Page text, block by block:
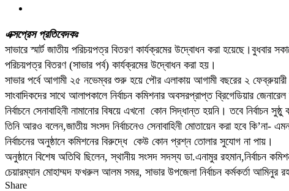
এক্সপ্রেস প্রতিবেদকঃ
সাভারে স্মার্ট জাতীয় পরিচয়পত্র বিতরণ কার্যক্রমের উদ্বোধন করা হয়েছে।বুধবার
পরিচয়পত্র বিতরণ (সাভার পর্ব) কার্যক্রমের উদ্বোধন করা হয়।
সাভার পর্বে আগামী ২৫ নভেম্বর শুরু হয়ে পৌর এলাকায় আগামী বছরের ২
সাংবাদিকদের সাথে আলাপকালে নির্বাচন কমিশনার অবসরপ্রাপ্ত ব্রিগেডিয়ার
নির্বাচনে সেনাবাহিনী নামানোর বিষয়ে এখনো কোন সিদ্ধান্ত হয়নি। তবে নির্বাচন
তিনি আরও বলেন,জাতীয় সংসদ নির্বাচনেও সেনাবাহিনী মোতায়েন করা হবে কি’না-
নির্বাচনের অনুষ্ঠানে কমিশনের বিরুদ্ধে কেউ কোন প্রশ্ন তোলার সুযোগ না পায়।
অনুষ্ঠানে বিশেষ অতিথি ছিলেন, স্থানীয় সংসদ সদস্য ডা.এনামুর রহমান,নির্বাচন
চেয়ারম্যান মোহাম্মদ ফখরুল আলম সমর, সাভার উপজেলা নির্বাচন কর্মকর্তা
Share